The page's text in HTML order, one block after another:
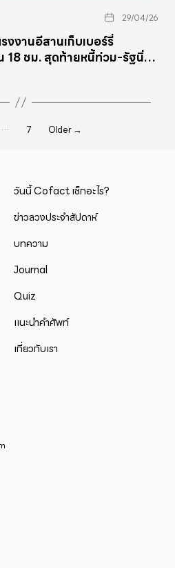
29/04/26
งานอีสานเก็บเบอร์รี่
18 ชม. สุดท้ายหนี้ท่วม-รัฐนิ่ง
… 7 Older →
วันนี้ Cofact เช็กอะไร?
ข่าวลวงประจำสัปดาห์
บทความ
Journal
Quiz
แนะนำคำศัพท์
เกี่ยวกับเรา